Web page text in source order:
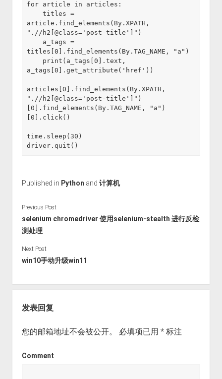
for article in articles:
    titles =
article.find_elements(By.XPATH,
".//h2[@class='post-title']")
titles[0].find_elements(By.TAG_NAME, "a")
a_tags[0].get_attribute('href'))
articles[0].find_elements(By.XPATH,
".//h2[@class='post-title']")
[0].find_elements(By.TAG_NAME, "a")
[0].click()
time.sleep(30)
driver.quit()
Published in Python and 计算机
Previous Post
selenium chromedriver 使用selenium-stealth 进行反检
测处理
Next Post
win10手动升级win11
发表回复
您的邮箱地址不会被公开。 必填项已用 *标注
Comment